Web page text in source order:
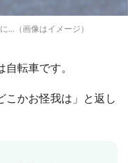
...（画像はイメージ）
転車です。
かお怪我は」と返し